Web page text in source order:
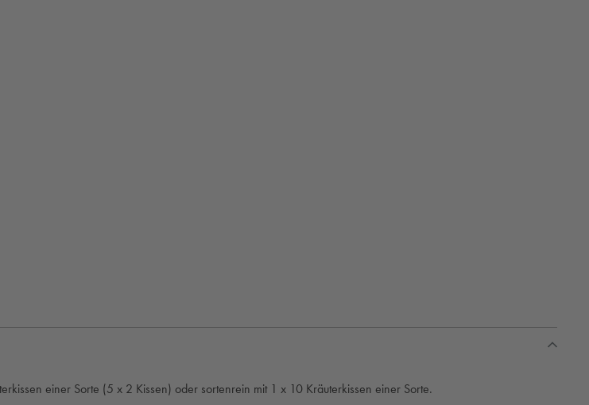
einer Sorte (5 x 2 Kissen) oder sortenrein mit 1 x 10 Kräuterkissen einer Sorte.